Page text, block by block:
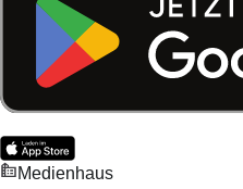
Medienhaus